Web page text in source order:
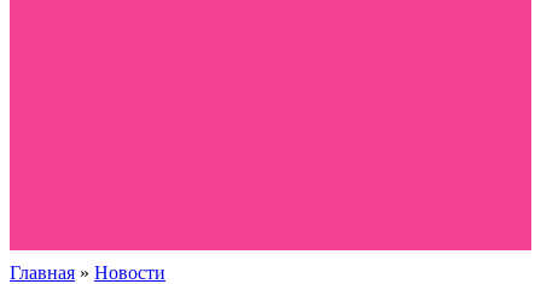
Главная » Новости